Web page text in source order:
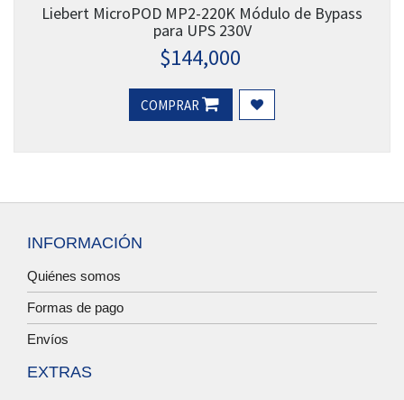
Liebert MicroPOD MP2-220K Módulo de Bypass
para UPS 230V
$144,000
COMPRAR
INFORMACIÓN
Quiénes somos
Formas de pago
Envíos
EXTRAS